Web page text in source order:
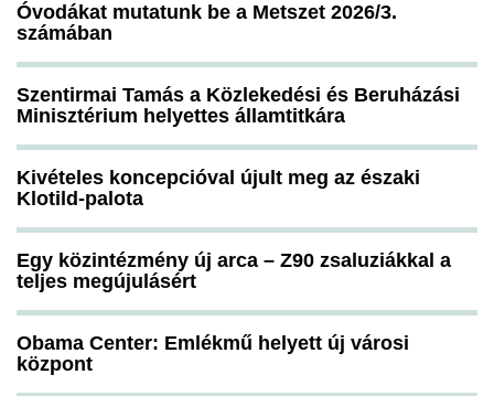
Óvodákat mutatunk be a Metszet 2026/3.
számában
Szentirmai Tamás a Közlekedési és Beruházási
Minisztérium helyettes államtitkára
Kivételes koncepcióval újult meg az északi
Klotild-palota
Egy közintézmény új arca – Z90 zsaluziákkal a
teljes megújulásért
Obama Center: Emlékmű helyett új városi
központ